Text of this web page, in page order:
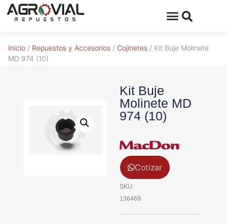
Inicio / Repuestos y Accesorios / Cojinetes / Kit Buje Molinete
MD 974 (10)
Kit Buje
Molinete MD
974 (10)
Cotizar
SKU:
136469